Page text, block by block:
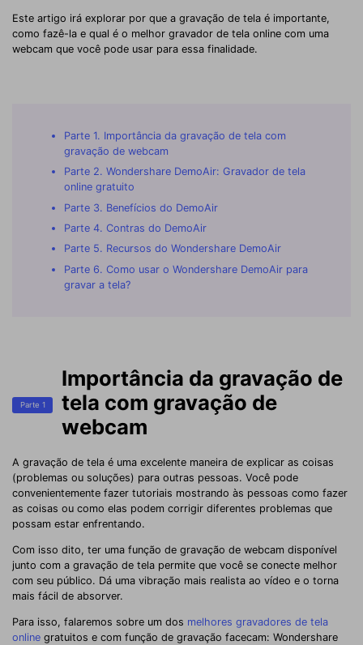
Este artigo irá explorar por que a gravação de tela é importante,
como fazê-la e qual é o melhor gravador de tela online com uma
webcam que você pode usar para essa finalidade.
Parte 1. Importância da gravação de tela com
gravação de webcam
Parte 2. Wondershare DemoAir: Gravador de tela
online gratuito
Parte 3. Benefícios do DemoAir
Parte 4. Contras do DemoAir
Parte 5. Recursos do Wondershare DemoAir
Parte 6. Como usar o Wondershare DemoAir para
gravar a tela?
Parte 1
Importância da gravação de
tela com gravação de
webcam
A gravação de tela é uma excelente maneira de explicar as coisas
(problemas ou soluções) para outras pessoas. Você pode
convenientemente fazer tutoriais mostrando às pessoas como fazer
as coisas ou como elas podem corrigir diferentes problemas que
possam estar enfrentando.
Com isso dito, ter uma função de gravação de webcam disponível
junto com a gravação de tela permite que você se conecte melhor
com seu público. Dá uma vibração mais realista ao vídeo e o torna
mais fácil de absorver.
Para isso, falaremos sobre um dos melhores gravadores de tela
online gratuitos e com função de gravação facecam: Wondershare